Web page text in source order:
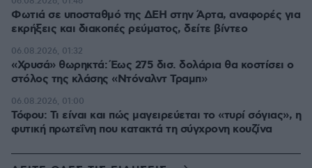
Φωτιά σε υποσταθμό της ΔΕΗ στην Άρτα, αναφορές για
εκρήξεις και διακοπές ρεύματος, δείτε βίντεο
«Χρυσά» θωρηκτά: Έως 275 δισ. δολάρια θα κοστίσει ο
στόλος της κλάσης «Ντόναλντ Τραμπ»
06.08.2026, 01:32
Τόφου: Τι είναι και πώς μαγειρεύεται το «τυρί σόγιας», η
φυτική πρωτεΐνη που κατακτά τη σύγχρονη κουζίνα
06.08.2026, 01:00